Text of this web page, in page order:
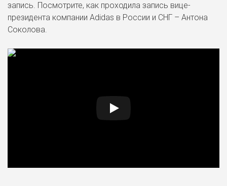
запись. Посмотрите, как проходила запись вице-
президента компании Adidas в России и СНГ – Антона
Соколова.